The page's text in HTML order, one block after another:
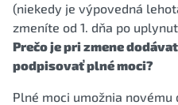
(niekedy je výpovedná
zmeníte od 1. dňa po
Prečo je pri zmene
podpisovať plné moci?
Plné moci umožnia